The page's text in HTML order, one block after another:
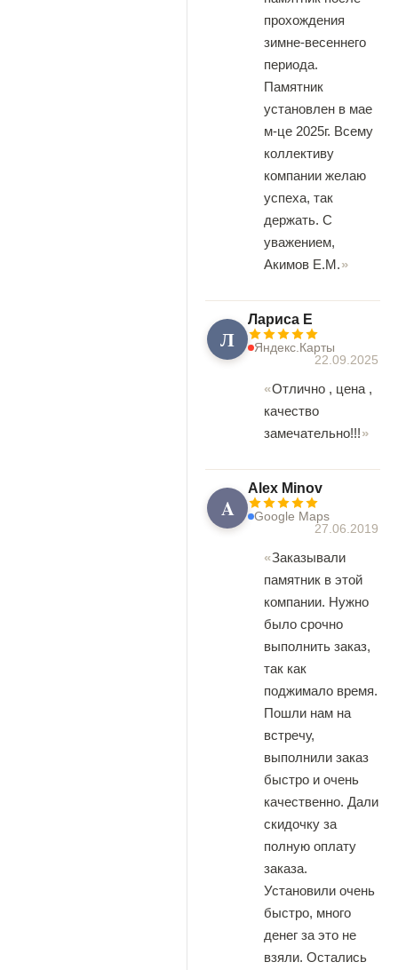
прохождения
зимне-весеннего
периода.
Памятник
установлен в мае
м-це 2025г. Всему
коллективу
компании желаю
успеха, так
держать. С
уважением,
Акимов Е.М.
Л
Лариса Е
Яндекс.Карты
22.09.2025
Отлично , цена ,
качество
замечательно!!!
A
Alex Minov
Google Maps
27.06.2019
Заказывали
памятник в этой
компании. Нужно
было срочно
выполнить заказ,
так как
поджимало время.
Пошли нам на
встречу,
выполнили заказ
быстро и очень
качественно. Дали
скидочку за
полную оплату
заказа.
Установили очень
быстро, много
денег за это не
взяли. Остались